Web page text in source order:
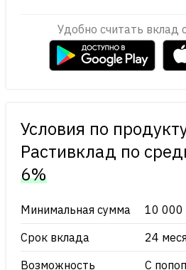
Удобно считать вклад
Условия по
Растивклад по
6%
Минимальная сумма
10 000
Срок вклада
24
Возможность
С